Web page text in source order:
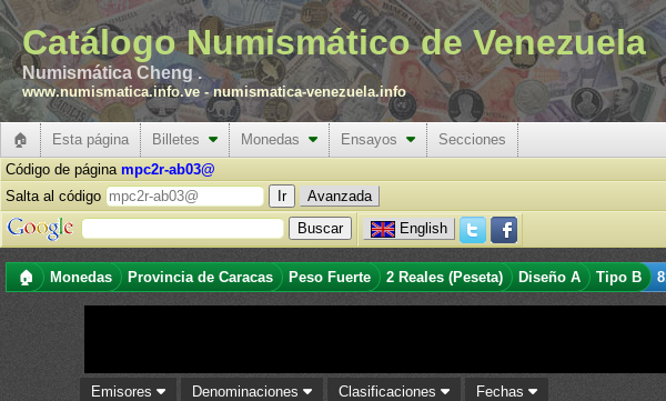
Catálogo Numismático de Venezuela
Numismática Cheng .
www.numismatica.info.ve -numismatica-venezuela.info
🏠 Esta página Billetes Monedas Ensayos
Secciones
Código de página mpc2r-ab03@
Salta al código
Avanzada
English
🏠 Monedas Provincia de Caracas Peso Fuerte 2 Reales (Peseta) Diseño A Tipo B
Emisores Denominaciones Clasificaciones Fechas